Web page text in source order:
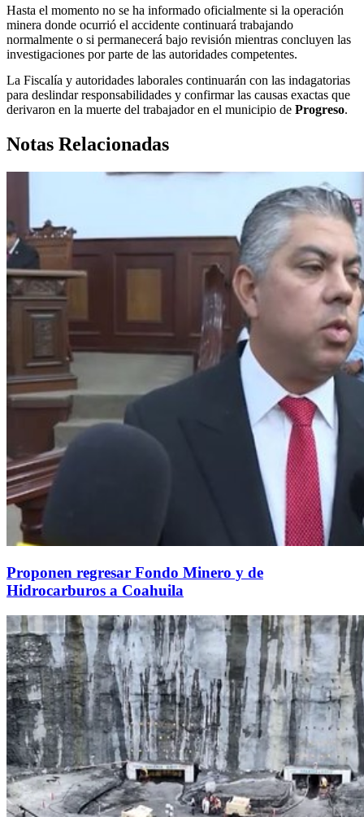
Hasta el momento no se ha informado oficialmente si la operación
minera donde ocurrió el accidente continuará trabajando
normalmente o si permanecerá bajo revisión mientras concluyen las
investigaciones por parte de las autoridades competentes.
La Fiscalía y autoridades laborales continuarán con las indagatorias
para deslindar responsabilidades y confirmar las causas exactas que
derivaron en la muerte del trabajador en el municipio de Progreso.
Notas Relacionadas
Proponen regresar Fondo Minero y de
Hidrocarburos a Coahuila